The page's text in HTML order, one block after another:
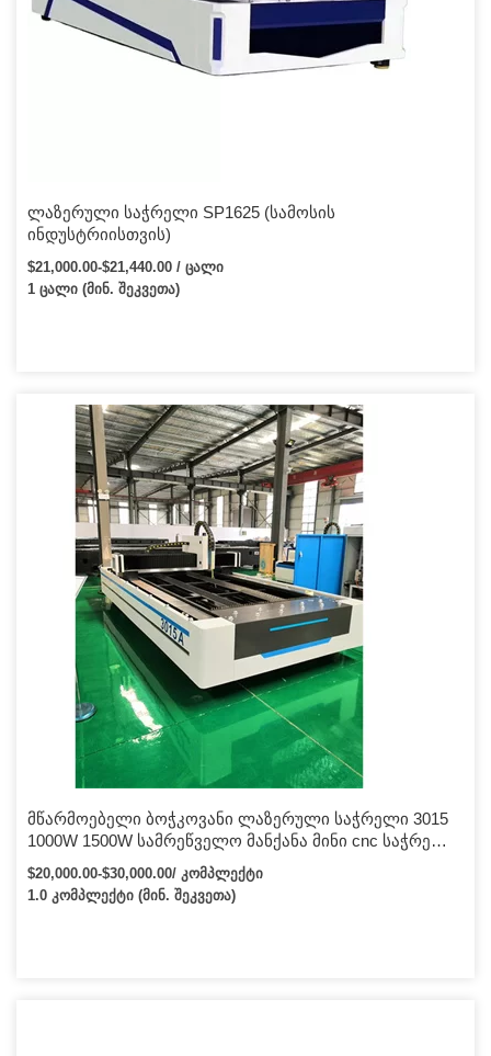
ლაზერული საჭრელი SP1625 (სამოსის
ინდუსტრიისთვის)
$21,000.00-$21,440.00 / ცალი
1 ცალი (მინ. შეკვეთა)
მწარმოებელი ბოჭკოვანი ლაზერული საჭრელი 3015
1000W 1500W სამრეწველო მანქანა მინი cnc საჭრელი
მანქანა ბოჭკოვანი ლაზერული საჭრელი მანქანა
$20,000.00-$30,000.00/ კომპლექტი
1.0 კომპლექტი (მინ. შეკვეთა)